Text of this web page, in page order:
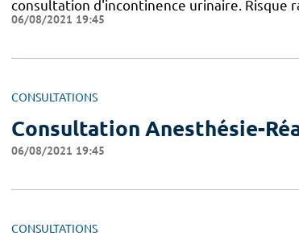
consultation d'incontinence urinaire.
06/08/2021 19:45
CONSULTATIONS
Consultation Anesthésie-
06/08/2021 19:45
CONSULTATIONS